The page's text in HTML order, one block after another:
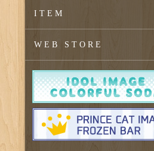
ITEM
WEB STORE